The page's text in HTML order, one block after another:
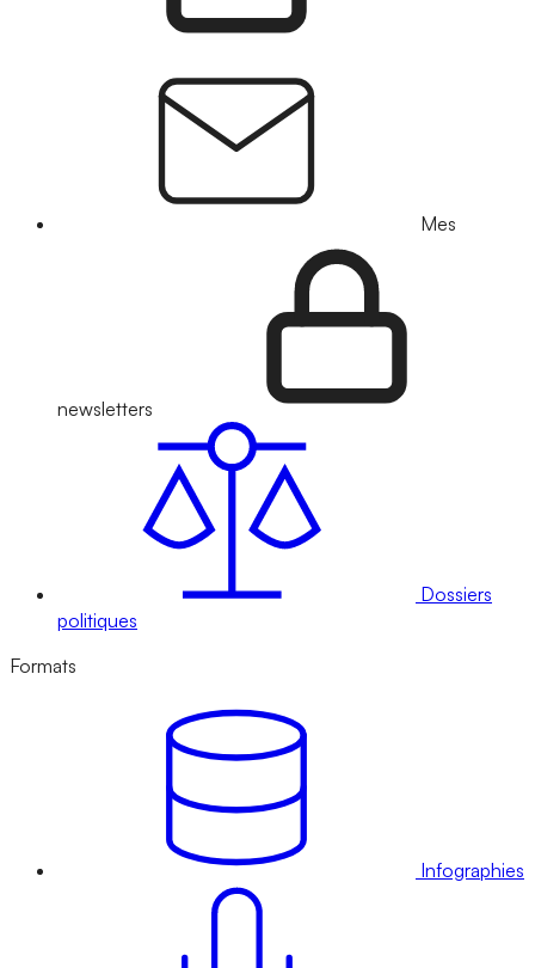
Mes
newsletters
Dossiers
politiques
Formats
Infographies